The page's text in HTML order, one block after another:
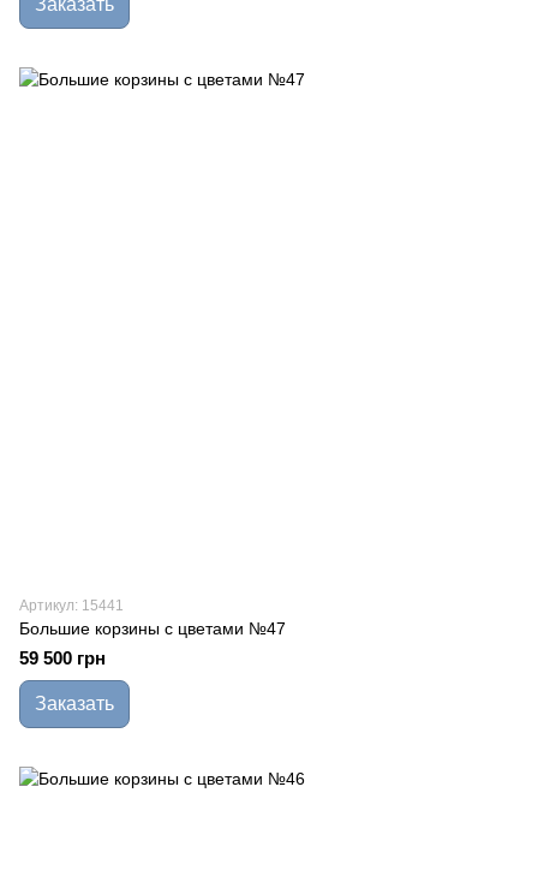
Заказать
Артикул: 15441
Большие корзины с цветами №47
59 500 грн
Заказать